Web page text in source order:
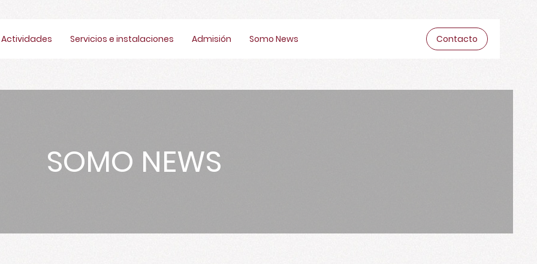
Actividades Servicios e instalaciones Admisión Somo News Contacto
SOMO NEWS